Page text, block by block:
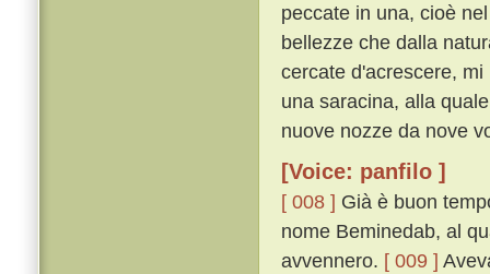
peccate in una, cioè
bellezze che dalla
cercate d'acrescere,
una saracina, alla
nuove nozze da nove
[Voice: panfilo ]
[ 008 ] Già è buon
nome Beminedab, al
avvennero. [ 009 ]